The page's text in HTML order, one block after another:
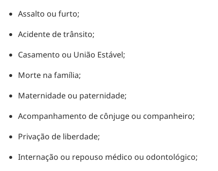
Assalto ou furto;
Acidente de trânsito;
Casamento ou União Estável;
Morte na família;
Maternidade ou paternidade;
Acompanhamento de cônjuge ou companheiro;
Privação de liberdade;
Internação ou repouso médico ou odontológico;